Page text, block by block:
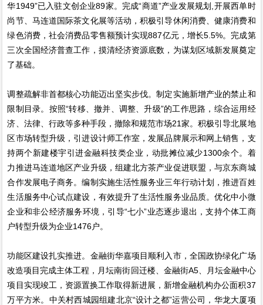
华1949”已入驻文创企业89家。完成“商道”产业发展规划,开展西单时
尚节、马连道国际茶文化展等活动，积极引导休闲消费、健康消费和
绿色消费，社会消费品零售额预计实现887亿元，增长5.5%。完成第
三次全国经济普查工作，摸清经济资源底数，为谋划区域新发展奠定
了基础。
调整疏解非首都核心功能迈出坚实步伐。制定实施新增产业的禁止和
限制目录。按照“转移、撤并、调整、升级”的工作思路，综合运用经
济、法律、行政等多种手段，撤除和规范市场21家。积极引导北展地
区市场转型升级，引进设计师工作室，发展品牌展示和网上销售，支
持两个新建楼宇引进金融科技类企业，动批摊位减少1300余个。着
力推进马连道地区产业升级，组建北方茶产业促进联盟，与京东商城
合作发展电子商务。编制实施生活性服务业三年行动计划，推进百姓
生活服务中心试点建设，有效提升了生活性服务业品质。优化中小微
企业和非公经济服务环境，引导“七小”业态逐步退出，支持个体工商
户转型升级为企业1476户。
功能区建设扎实推进。金融街华嘉项目顺利入市，全国政协绿化广场
改造项目完成主体工程，月坛南街回迁楼、金融街A5、月坛金融中心
项目实现竣工，资源置换工作取得新进展，新增金融机构办公面积37
万平方米。中关村西城园组建北京“设计之都”运营公司，华龙大厦项